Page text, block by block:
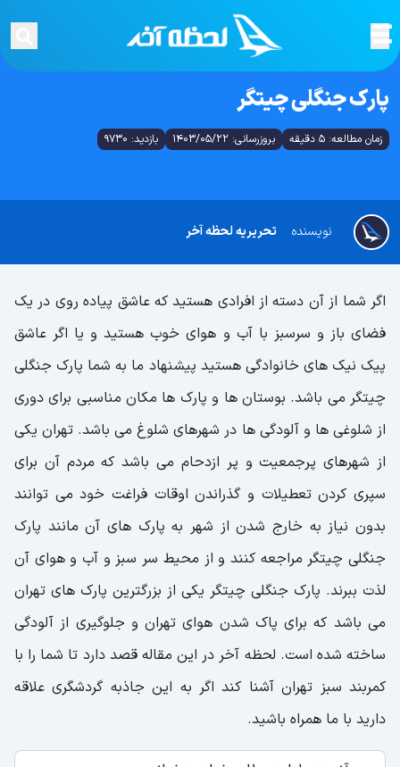
پارک جنگلی چیتگر
زمان مطالعه: 5 دقیقه بروزرسانی: 1403/05/22 بازدید: 9730
تحریریه لحظه آخر نویسنده
اگر شما از آن دسته از افرادی هستید که عاشق پیاده روی در یک
فضای باز و سرسبز با آب و هوای خوب هستید و یا اگر عاشق
پیک نیک های خانوادگی هستید پیشنهاد ما به شما پارک جنگلی
چیتگر می باشد. بوستان ها و پارک ها مکان مناسبی برای دوری
از شلوغی ها و آلودگی ها در شهرهای شلوغ می باشد. تهران یکی
از شهرهای پرجمعیت و پر ازدحام می باشد که مردم آن برای
سپری کردن تعطیلات و گذراندن اوقات فراغت خود می توانند
بدون نیاز به خارج شدن از شهر به پارک های آن مانند پارک
جنگلی چیتگر مراجعه کنند و از محیط سر سبز و آب و هوای آن
لذت ببرند. پارک جنگلی چیتگر یکی از بزرگترین پارک های تهران
می باشد که برای پاک شدن هوای تهران و جلوگیری از آلودگی
ساخته شده است. لحظه آخر در این مقاله قصد دارد تا شما را با
کمربند سبز تهران آشنا کند اگر به این جاذبه گردشگری علاقه
دارید با ما همراه باشید.